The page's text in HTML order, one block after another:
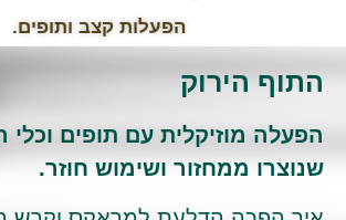
הפעלות קצב ותופים.
התוף הירוק
הפעלה מוזיקלית עם תופים
שנוצרו ממחזור ושימוש חוזר.